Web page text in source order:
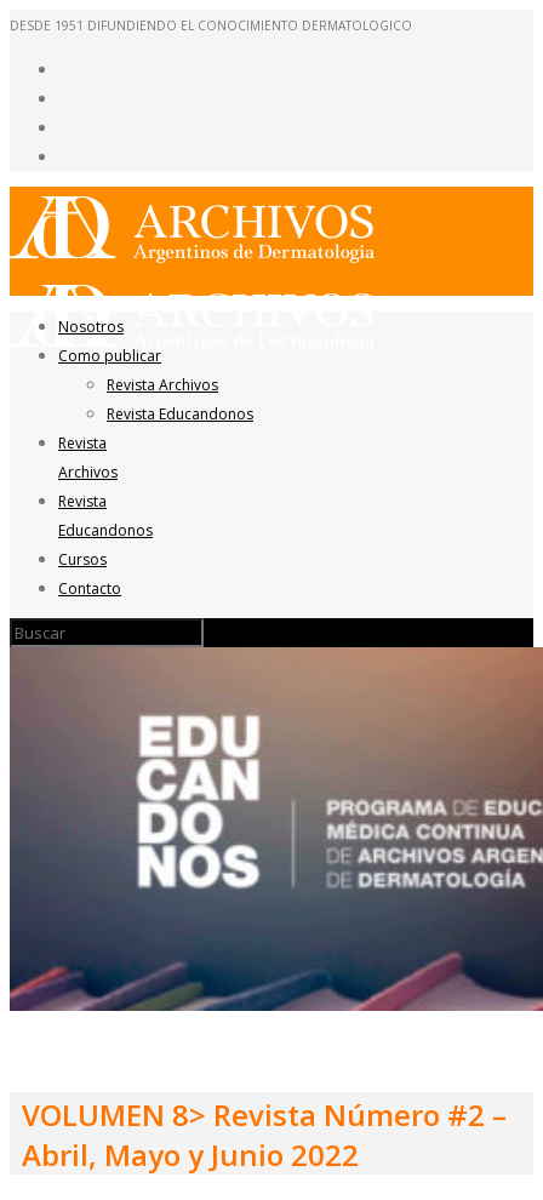
DESDE 1951 DIFUNDIENDO EL CONOCIMIENTO DERMATOLOGICO
Nosotros
Como publicar
Revista Archivos
Revista Educandonos
Revista
Archivos
Revista
Educandonos
Cursos
Contacto
VOLUMEN 8> Revista Número #2 –
Abril, Mayo y Junio 2022